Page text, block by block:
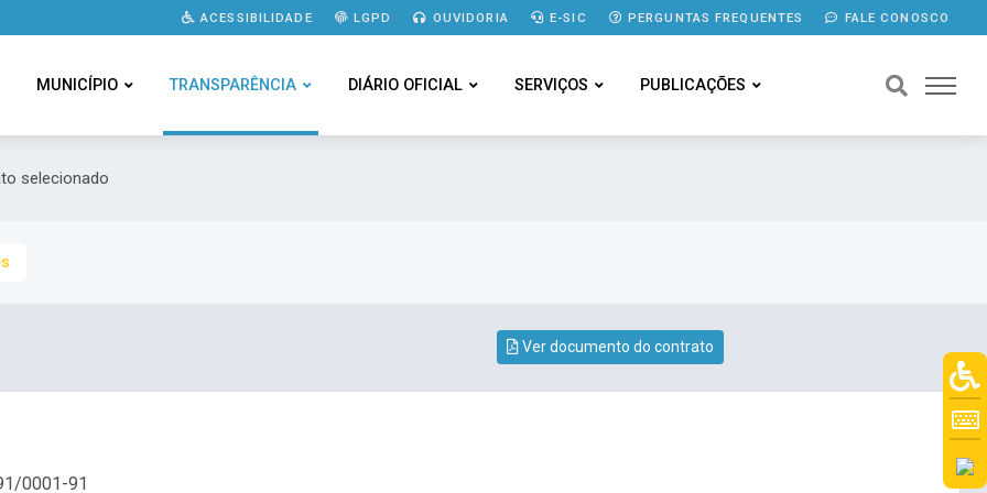
ACESSIBILIDADE LGPD OUVIDORIA E-SIC PERGUNTAS FREQUENTES FALE CONOSCO
MUNICÍPIO TRANSPARÊNCIA DIÁRIO OFICIAL SERVIÇOS PUBLICAÇÕES
selecionado
Ver documento do contrato
0001-91